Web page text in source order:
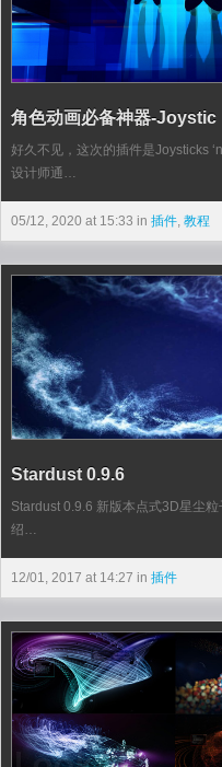
角色动画必备神器-Joystic
好久不见，这次的插件是Joysticks
设计师通…
05/12, 2020 at 15:33 in 插件, 教程
Stardust 0.9.6
Stardust 0.9.6 新版本点式3D星尘
绍…
12/01, 2017 at 14:27 in 插件